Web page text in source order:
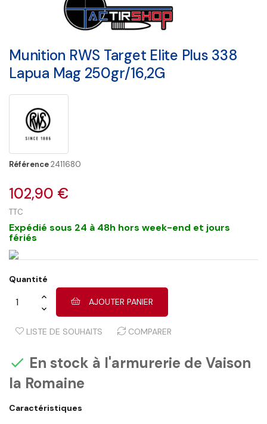
Munition RWS Target Elite Plus 338
Lapua Mag 250gr/16,2G
Référence2411680
102,90 €
TTC
Expédié sous 24 à 48h hors week-end et jours
fériés
Quantité
AJOUTER PANIER
LISTE DE SOUHAITS COMPARER
 En stock à l'armurerie de Vaison
la Romaine
Caractéristiques